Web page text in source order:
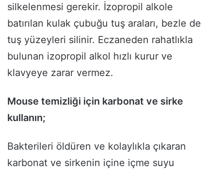
silkelenmesi gerekir. İzopropil alkole
batırılan kulak çubuğu tuş araları, bezle de
tuş yüzeyleri silinir. Eczaneden rahatlıkla
bulunan izopropil alkol hızlı kurur ve
klavyeye zarar vermez.
Mouse temizliği için karbonat ve sirke
kullanın;
Bakterileri öldüren ve kolaylıkla çıkaran
karbonat ve sirkenin içine içme suyu